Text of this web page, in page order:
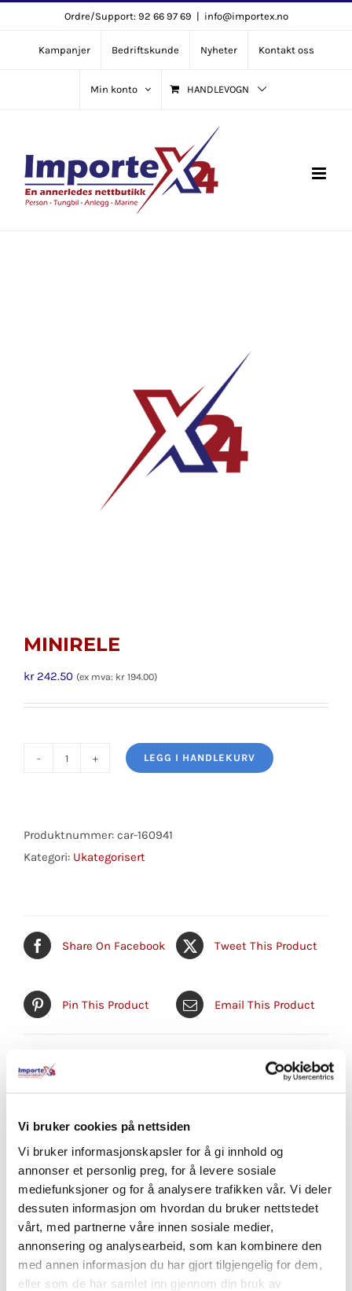
Vi bruker cookies på nettsiden
Vi bruker informasjonskapsler for å gi innhold og
annonser et personlig preg, for å levere sosiale
mediefunksjoner og for å analysere trafikken vår. Vi deler
dessuten informasjon om hvordan du bruker nettstedet
vårt, med partnerne våre innen sosiale medier,
annonsering og analysearbeid, som kan kombinere den
med annen informasjon du har gjort tilgjengelig for dem,
eller som de har samlet inn gjennom din bruk av
content
Ordre/Support: 92 66 97 69 | info@importex.no
Kampanjer Bedriftskunde Nyheter Kontakt oss
Min konto HANDLEVOGN
MINIRELE
kr242.50 (ex mva: kr 194.00)
LEGG I HANDLEKURV
Produktnummer: car-160941
Kategori: Ukategorisert
Share On Facebook Tweet This Product
Pin This Product Email This Product
Relaterte produkter